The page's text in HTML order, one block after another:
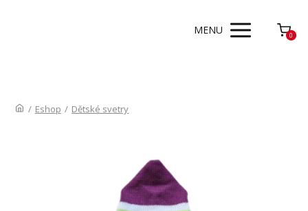
MENU 0
/ Eshop / Dětské svetry